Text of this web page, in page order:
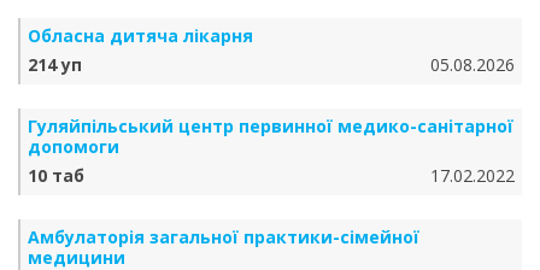
Обласна дитяча лікарня
214 уп
05.08.2026
Гуляйпільський центр первинної медико-санітарної
допомоги
10 таб
17.02.2022
Амбулаторія загальної практики-сімейної
медицини